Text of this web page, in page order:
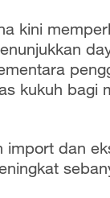
kini
kukuh bagi
import dan